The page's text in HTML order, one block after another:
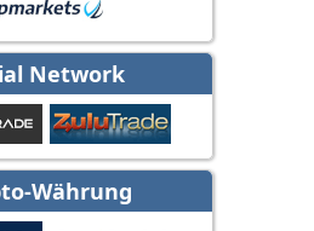
Network
Währung